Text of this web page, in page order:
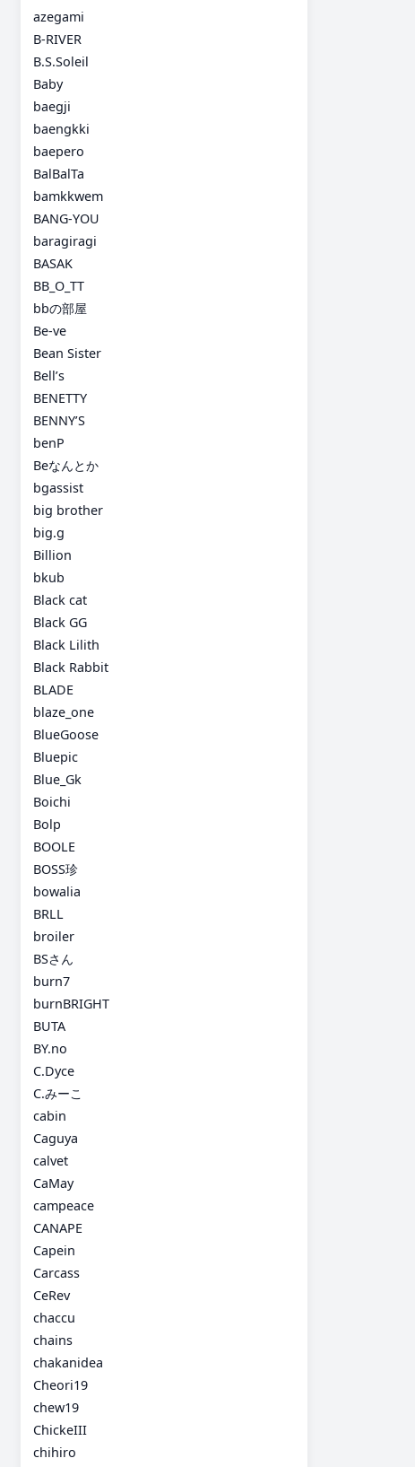
azegami
B-RIVER
B.S.Soleil
Baby
baegji
baengkki
baepero
BalBalTa
bamkkwem
BANG-YOU
baragiragi
BASAK
BB_O_TT
bbの部屋
Be-ve
Bean Sister
Bell’s
BENETTY
BENNY’S
benP
Beなんとか
bgassist
big brother
big.g
Billion
bkub
Black cat
Black GG
Black Lilith
Black Rabbit
BLADE
blaze_one
BlueGoose
Bluepic
Blue_Gk
Boichi
Bolp
BOOLE
BOSS珍
bowalia
BRLL
broiler
BSさん
burn7
burnBRIGHT
BUTA
BY.no
C.Dyce
C.みーこ
cabin
Caguya
calvet
CaMay
campeace
CANAPE
Capein
Carcass
CeRev
chaccu
chains
chakanidea
Cheori19
chew19
ChickeIII
chihiro